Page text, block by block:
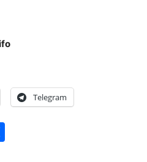
Telegram